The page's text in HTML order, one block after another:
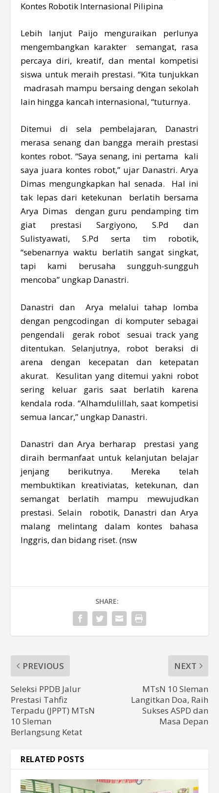
Lebih lanjut Paijo menguraikan perlunya
mengembangkan karakter semangat, rasa
percaya diri, kreatif, dan mental kompetisi
siswa untuk meraih prestasi. “Kita tunjukkan
madrasah mampu bersaing dengan sekolah
lain hingga kancah internasional, “tuturnya.
Ditemui di sela pembelajaran, Danastri
merasa senang dan bangga meraih prestasi
kontes robot. “Saya senang, ini pertama kali
saya juara kontes robot,” ujar Danastri. Arya
Dimas mengungkapkan hal senada. Hal ini
tak lepas dari ketekunan berlatih bersama
Arya Dimas dengan guru pendamping tim
giat prestasi Sargiyono, S.Pd dan
Sulistyawati, S.Pd serta tim robotik,
“sebenarnya waktu berlatih sangat singkat,
tapi kami berusaha sungguh-sungguh
mencoba” ungkap Danastri.
Danastri dan Arya melalui tahap lomba
dengan pengcodingan di komputer sebagai
pengendali gerak robot sesuai track yang
ditentukan. Selanjutnya, robot beraksi di
arena dengan kecepatan dan ketepatan
akurat. Kesulitan yang ditemui yakni robot
sering keluar garis saat berlatih karena
kendala roda. “Alhamdulillah, saat kompetisi
semua lancar,” ungkap Danastri.
Danastri dan Arya berharap prestasi yang
diraih bermanfaat untuk kelanjutan belajar
jenjang berikutnya. Mereka telah
membuktikan kreativiatas, ketekunan, dan
semangat berlatih mampu mewujudkan
prestasi. Selain robotik, Danastri dan Arya
malang melintang dalam kontes bahasa
Inggris, dan bidang riset. (nsw
SHARE:
PREVIOUS
Seleksi PPDB Jalur
Prestasi Tahfiz
Terpadu (JPPT) MTsN
10 Sleman
Berlangsung Ketat
NEXT
MTsN 10 Sleman
Langitkan Doa, Raih
Sukses ASPD dan
Masa Depan
RELATED POSTS